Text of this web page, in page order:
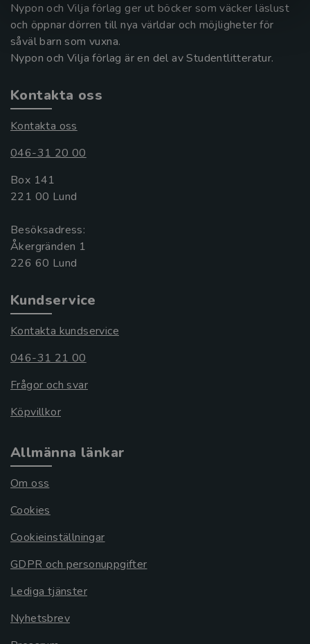
Nypon och Vilja förlag ger ut böcker som väcker läslust
och öppnar dörren till nya världar och möjligheter för
såväl barn som vuxna.
Nypon och Vilja förlag är en del av Studentlitteratur.
Kontakta oss
Kontakta oss
046-31 20 00
Box 141
221 00 Lund
Besöksadress:
Åkergränden 1
Kundservice
Kontakta kundservice
046-31 21 00
Frågor och svar
Köpvillkor
Allmänna länkar
Om oss
Cookies
Cookieinställningar
GDPR och personuppgifter
Lediga tjänster
Nyhetsbrev